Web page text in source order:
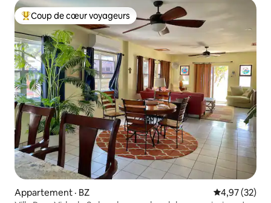
Coup de cœur voyageurs parmi les plus aimés
Coup de cœur voyageurs
Appartement · BZ Note
4,97 (32)